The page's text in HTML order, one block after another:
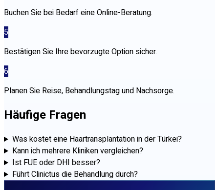
Buchen Sie bei Bedarf eine Online-Beratung.
5
Bestätigen Sie Ihre bevorzugte Option sicher.
6
Planen Sie Reise, Behandlungstag und Nachsorge.
Häufige Fragen
Was kostet eine Haartransplantation in der Türkei?
Kann ich mehrere Kliniken vergleichen?
Ist FUE oder DHI besser?
Führt Clinictus die Behandlung durch?